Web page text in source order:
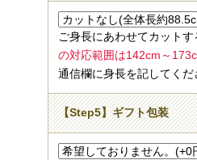
ご身長にあわせてカット
の対応範囲は142cm～
通信欄に身長を記してくだ
【Step5】ギフト包装